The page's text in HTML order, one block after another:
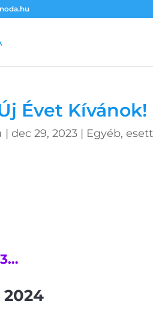
Évet Kívánok!
| dec 29, 2023 | Egyéb,
2024